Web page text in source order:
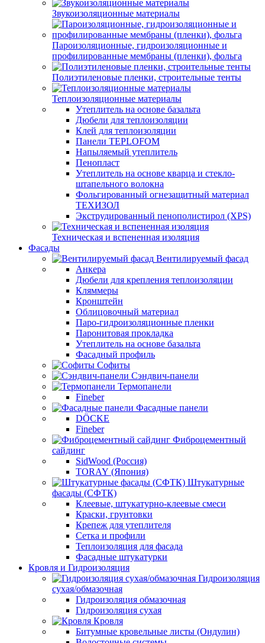
Звукоизоляционные материалы
Пароизоляционные, гидроизоляционные и
профилированные мембраны (пленки), фольга
Полиэтиленовые пленки, строительные тенты
Теплоизоляционные материалы
Утеплитель на основе базальта
Дюбели для теплоизоляции
Клей для теплоизоляции
Панели TEPLOFOM
Напыляемый утеплитель
Пенопласт
Утеплитель на основе кварца и стекло-
штапельного волокна
Фольгированный огнезащитный материал
ТЕХИЗОЛ
Экструдированный пенополистирол (XPS)
Техническая и вспененная изоляция
Фасады
Вентилируемый фасад
Анкера
Дюбели для крепления теплоизоляции
Кляммеры
Кронштейн
Облицовочный материал
Паро-гидроизоляционные пленки
Паронитовая прокладка
Утеплитель на основе базальта
Фасадный профиль
Софиты
Сэндвич-панели
Термопанели
Fineber
Фасадные панели
DÖCKE
Fineber
Фиброцементный
сайдинг
SidWood (Россия)
TORAY (Япония)
Штукатурные
фасады (СФТК)
Клеевые, штукатурно-клеевые смеси
Краски, грунтовки
Крепеж для утеплителя
Сетка и профили
Теплоизоляция для фасада
Фасадные штукатурки
Кровля и Гидроизоляция
Гидроизоляция
сухая/обмазочная
Гидроизоляция обмазочная
Гидроизоляция сухая
Кровля
Битумные кровельные листы (Ондулин)